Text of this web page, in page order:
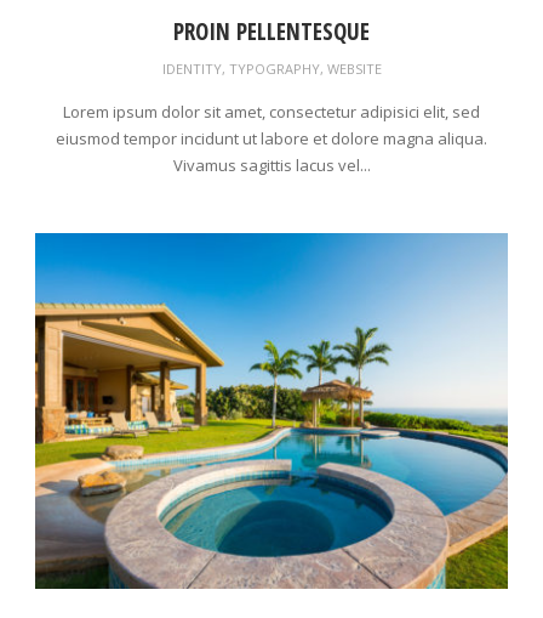
PROIN PELLENTESQUE
IDENTITY, TYPOGRAPHY, WEBSITE
Lorem ipsum dolor sit amet, consectetur adipisici elit, sed
eiusmod tempor incidunt ut labore et dolore magna aliqua.
Vivamus sagittis lacus vel...